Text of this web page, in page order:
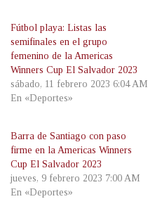
Fútbol playa: Listas las
semifinales en el grupo
femenino de la Americas
Winners Cup El Salvador 2023
sábado, 11 febrero 2023 6:04 AM
En «Deportes»
Barra de Santiago con paso
firme en la Americas Winners
Cup El Salvador 2023
jueves, 9 febrero 2023 7:00 AM
En «Deportes»